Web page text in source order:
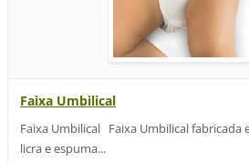
Faixa Umbilical
Faixa Umbilical Faixa Umbilical fabricada
licra e espuma...